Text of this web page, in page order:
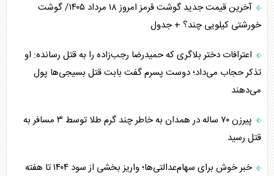
آخرین قیمت جدید گوشت قرمز امروز ۱۸ مرداد ۱۴۰۵/ گوشت
خورشتی کیلویی چند؟ + جدول
اعترافات دختر بلاگری که حمیدرضا رجب‌زاده را به قتل رسانده: او
تذکر حجاب می‌داد؛ دوست پسرم گفت بابت قتل بسیجی‌ها پول
می‌دهند
پیرزن ۷۰ ساله در همدان به خاطر چند گرم طلا توسط ۳ مسافر به
قتل رسید
خبر خوش برای سهام‌عدالتی‌ها؛ واریز بخشی از سود ۱۴۰۴ تا هفته